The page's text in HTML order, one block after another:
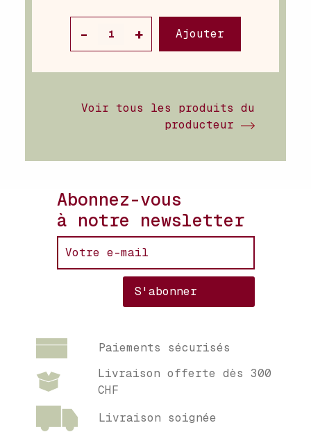
Ajouter
Voir tous les produits du
producteur
Abonnez-vous
à notre newsletter
Paiements sécurisés
Livraison offerte dès 300
CHF
Livraison soignée